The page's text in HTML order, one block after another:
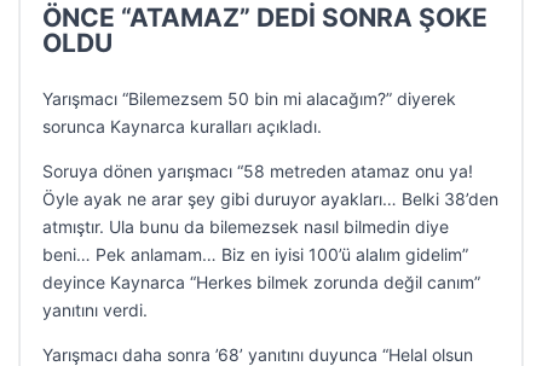
ÖNCE “ATAMAZ” DEDİ SONRA ŞOKE
OLDU
Yarışmacı “Bilemezsem 50 bin mi alacağım?” diyerek
sorunca Kaynarca kuralları açıkladı.
Soruya dönen yarışmacı “58 metreden atamaz onu ya!
Öyle ayak ne arar şey gibi duruyor ayakları… Belki 38’den
atmıştır. Ula bunu da bilemezsek nasıl bilmedin diye
beni… Pek anlamam… Biz en iyisi 100’ü alalım gidelim”
deyince Kaynarca “Herkes bilmek zorunda değil canım”
yanıtını verdi.
Yarışmacı daha sonra ’68’ yanıtını duyunca “Helal olsun